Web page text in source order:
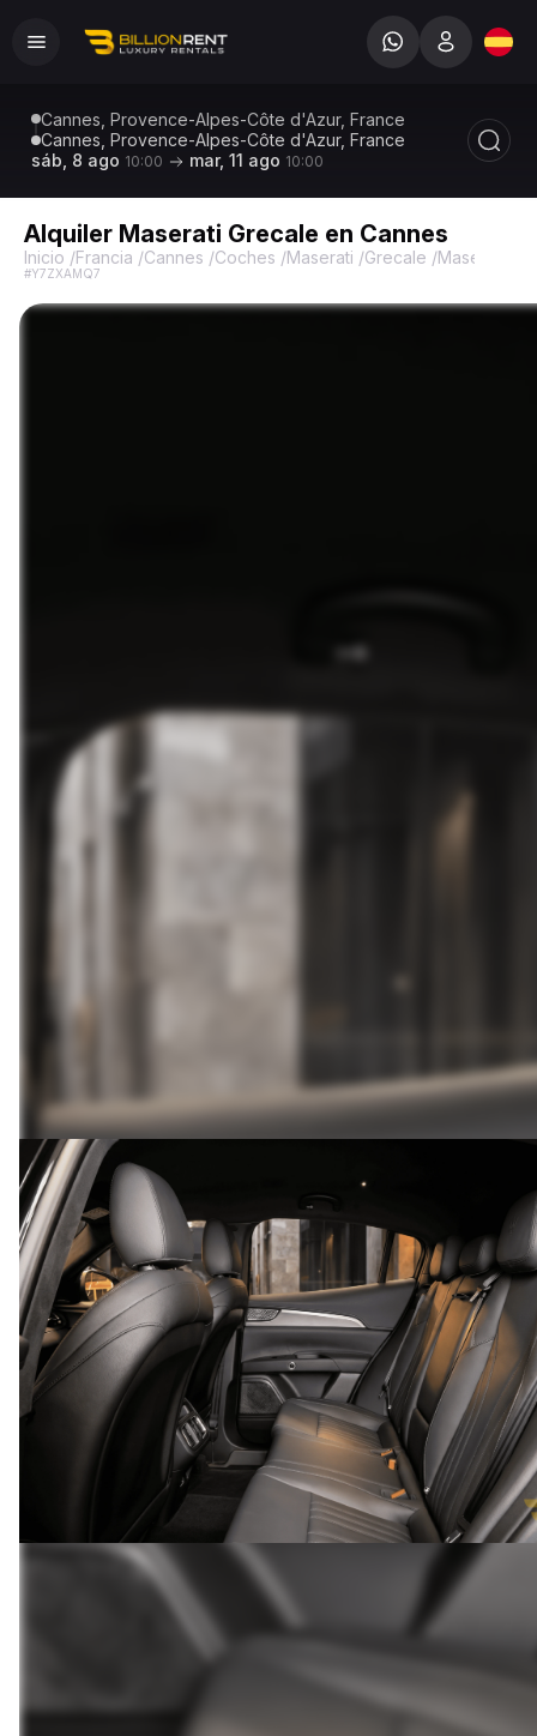
Cannes, Provence-Alpes-Côte d'Azur, France
Cannes, Provence-Alpes-Côte d'Azur, France
sáb, 8 ago 10:00 mar, 11 ago 10:00
Alquiler Maserati Grecale en Cannes
Inicio /Francia /Cannes /Coches /Maserati /Grecale /Maserati
#Y7ZXAMQ7